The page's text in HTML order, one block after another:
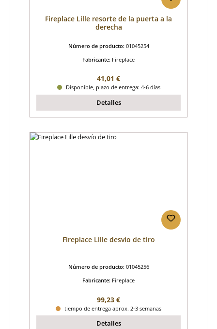
Fireplace Lille resorte de la puerta a la
derecha
Número de producto: 01045254
Fabricante: Fireplace
Precio normal:
41,01 €
Disponible, plazo de entrega: 4-6 días
Detalles
Fireplace Lille desvío de tiro
Número de producto: 01045256
Fabricante: Fireplace
Precio normal:
99,23 €
tiempo de entrega aprox. 2-3 semanas
Detalles